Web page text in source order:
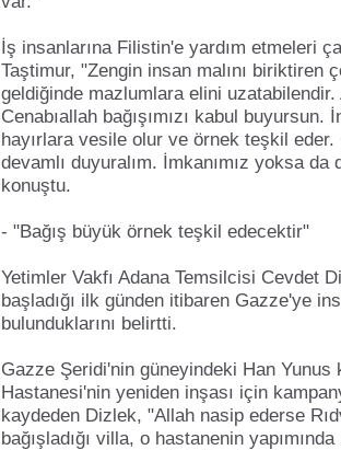
İş insanlarına Filistin'e yardım etmeleri
Taştimur, "Zengin insan malını biriktiren
geldiğinde mazlumlara elini uzatabilendir.
Cenabıallah bağışımızı kabul buyursun.
hayırlara vesile olur ve örnek teşkil eder.
devamlı duyuralım. İmkanımız yoksa da
konuştu.
- "Bağış büyük örnek teşkil edecektir"
Yetimler Vakfı Adana Temsilcisi Cevdet
başladığı ilk günden itibaren Gazze'ye
bulunduklarını belirtti.
Gazze Şeridi'nin güneyindeki Han Yunus
Hastanesi'nin yeniden inşası için
kaydeden Dizlek, "Allah nasip ederse
bağışladığı villa, o hastanenin